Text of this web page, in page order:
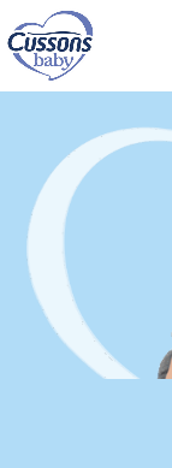
to
content